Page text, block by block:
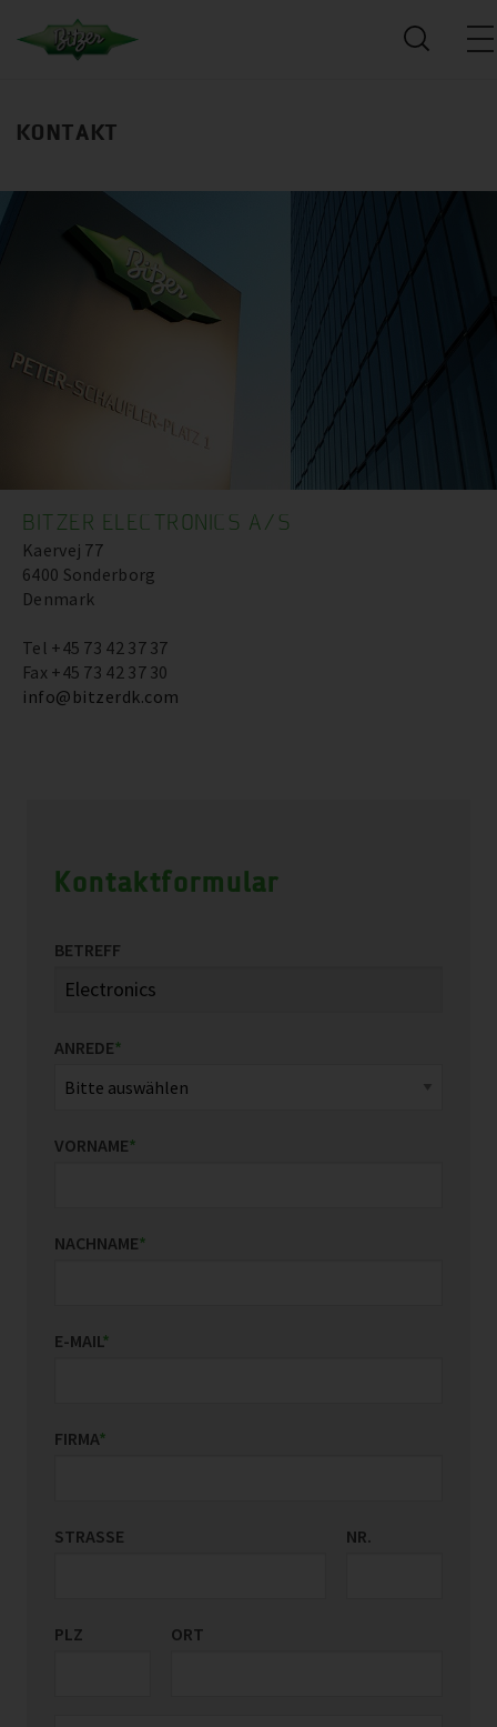
KONTAKT
BITZER ELECTRONICS A/S
Kaervej 77
6400 Sonderborg
Denmark
Tel +45 73 42 37 37
Fax +45 73 42 37 30
info@bitzerdk.com
Kontaktformular
BETREFF
ANREDE*
VORNAME*
NACHNAME*
E-MAIL*
FIRMA*
STRASSE NR.
PLZ ORT
LAND/REGION